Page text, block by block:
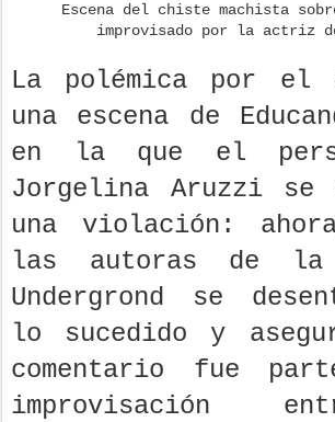
Escena del chiste machista
improvisado por la actriz
La polémica por el
una escena de
en la que el
Jorgelina Aruzzi
una violación:
las autoras de
Undergrond se
lo sucedido y
comentario fue
improvisación